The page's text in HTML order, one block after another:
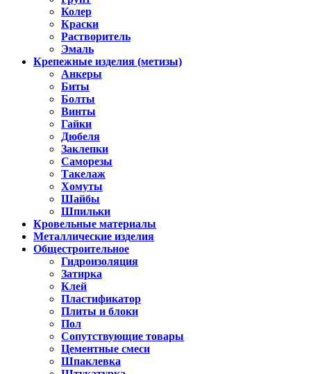
Колер
Краски
Растворитель
Эмаль
Крепежные изделия (метизы)
Анкеры
Биты
Болты
Винты
Гайки
Дюбеля
Заклепки
Саморезы
Такелаж
Хомуты
Шайбы
Шпильки
Кровельные материалы
Металлические изделия
Общестроительное
Гидроизоляция
Затирка
Клей
Пластификатор
Плиты и блоки
Пол
Сопутствующие товары
Цементные смеси
Шпаклевка